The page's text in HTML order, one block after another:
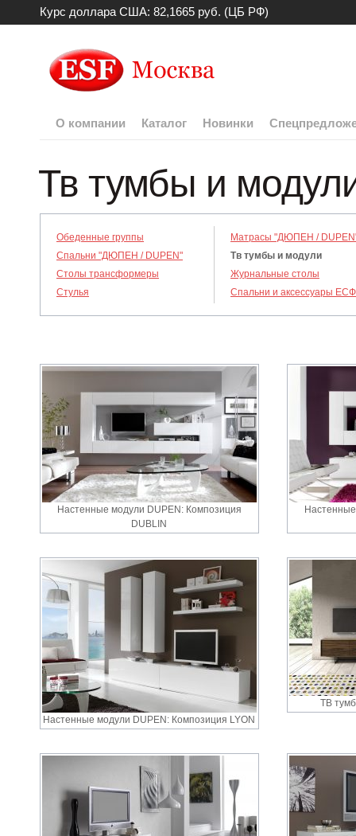
Курс доллара США: 82,1665 руб. (ЦБ РФ)
О компании Каталог Новинки
Тв тумбы и
Обеденные группы
Спальни "ДЮПЕН / DUPEN"
Столы трансформеры
Стулья
Матрасы "ДЮПЕН /
Тв тумбы и модули
Журнальные столы
Спальни и аксессуары ЕСФ
Настенные модули DUPEN: Композиция
DUBLIN
Настенные модули DUPEN: Композиция LYON
ТВ